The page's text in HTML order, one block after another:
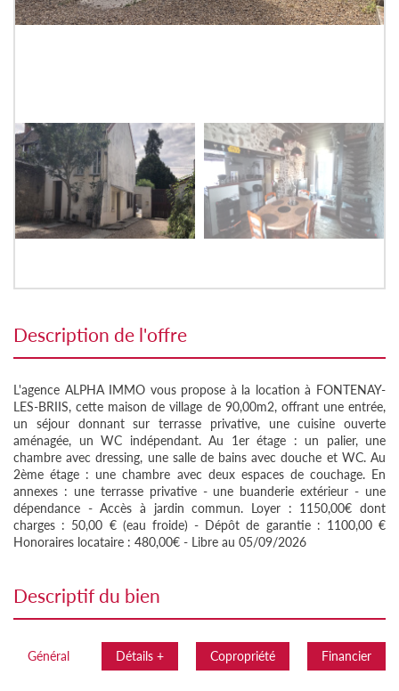
description de l'offre
L'agence ALPHA IMMO vous propose à la location à FONTENAY-
LES-BRIIS, cette maison de village de 90,00m2, offrant une entrée,
un séjour donnant sur terrasse privative, une cuisine ouverte
aménagée, un WC indépendant. Au 1er étage : un palier, une
chambre avec dressing, une salle de bains avec douche et WC. Au
2ème étage : une chambre avec deux espaces de couchage. En
annexes : une terrasse privative - une buanderie extérieur - une
dépendance - Accès à jardin commun. Loyer : 1150,00€ dont
charges : 50,00 € (eau froide) - Dépôt de garantie : 1100,00 €
Honoraires locataire : 480,00€ - Libre au 05/09/2026
descriptif du bien
Général Détails + Copropriété Financier